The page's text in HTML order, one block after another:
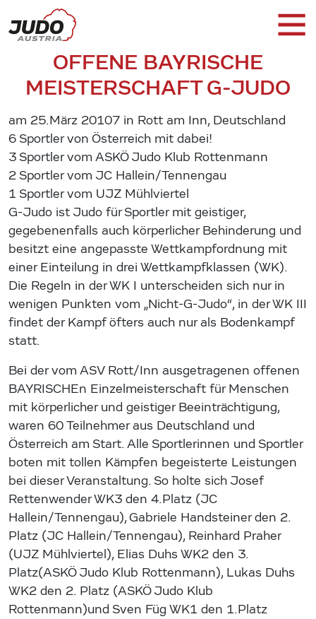
OFFENE BAYRISCHE
MEISTERSCHAFT G-JUDO
am 25.März 20107 in Rott am Inn, Deutschland
6 Sportler von Österreich mit dabei!
3 Sportler vom ASKÖ Judo Klub Rottenmann
2 Sportler vom JC Hallein/Tennengau
1 Sportler vom UJZ Mühlviertel
G-Judo ist Judo für Sportler mit geistiger,
gegebenenfalls auch körperlicher Behinderung und
besitzt eine angepasste Wettkampfordnung mit
einer Einteilung in drei Wettkampfklassen (WK).
Die Regeln in der WK I unterscheiden sich nur in
wenigen Punkten vom „Nicht-G-Judo“, in der WK III
findet der Kampf öfters auch nur als Bodenkampf
statt.
Bei der vom ASV Rott/Inn ausgetragenen offenen
BAYRISCHEn Einzelmeisterschaft für Menschen
mit körperlicher und geistiger Beeinträchtigung,
waren 60 Teilnehmer aus Deutschland und
Österreich am Start. Alle Sportlerinnen und Sportler
boten mit tollen Kämpfen begeisterte Leistungen
bei dieser Veranstaltung. So holte sich Josef
Rettenwender WK3 den 4.Platz (JC
Hallein/Tennengau), Gabriele Handsteiner den 2.
Platz (JC Hallein/Tennengau), Reinhard Praher
(UJZ Mühlviertel), Elias Duhs WK2 den 3.
Platz(ASKÖ Judo Klub Rottenmann), Lukas Duhs
WK2 den 2. Platz (ASKÖ Judo Klub
Rottenmann)und Sven Füg WK1 den 1.Platz